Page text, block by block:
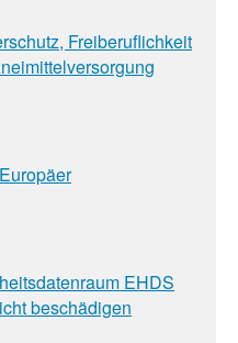
Freiberuflichkeit
EHDS
beschädigen